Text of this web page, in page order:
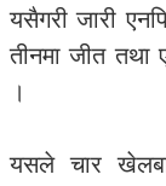
यसैगरी जारी
तीनमा जीत तथा
।
यसले चार